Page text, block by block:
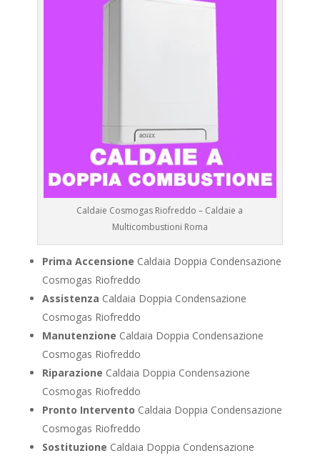
Caldaie Cosmogas Riofreddo – Caldaie a
Multicombustioni Roma
Prima Accensione Caldaia Doppia Condensazione
Cosmogas Riofreddo
Assistenza Caldaia Doppia Condensazione
Cosmogas Riofreddo
Manutenzione Caldaia Doppia Condensazione
Cosmogas Riofreddo
Riparazione Caldaia Doppia Condensazione
Cosmogas Riofreddo
Pronto Intervento Caldaia Doppia Condensazione
Cosmogas Riofreddo
Sostituzione Caldaia Doppia Condensazione